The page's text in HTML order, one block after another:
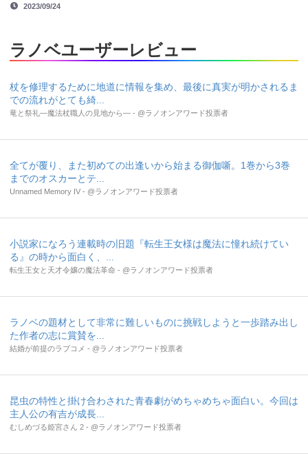
2023/09/24
ラノベユーザーレビュー
杖を修理するために地道に情報を集め、最後に真実が明かされるま
での流れがとても綺...
竜と祭礼―魔法杖職人の見地から― - @ラノオンアワード投票者
全てが覆り、また初めての出逢いから始まる御伽噺。1巻から3巻
までのオスカーとテ...
Unnamed Memory IV - @ラノオンアワード投票者
小説家になろう連載時の旧題『転生王女様は魔法に憧れ続けてい
る』の時から面白く、...
転生王女と天才令嬢の魔法革命 - @ラノオンアワード投票者
ラノベの題材として非常に難しいものに挑戦しようと一歩踏み出し
た作者の志に賞賛を...
結婚が前提のラブコメ - @ラノオンアワード投票者
昆虫の特性と掛け合わされた青春劇がめちゃめちゃ面白い。今回は
主人公の有吉が成長...
むしめづる姫宮さん 2 - @ラノオンアワード投票者